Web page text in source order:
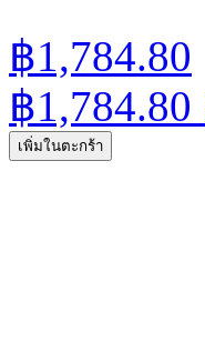
฿1,784.80
฿1,784.80
เพิ่มในตะกร้า